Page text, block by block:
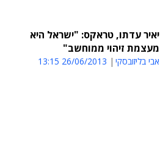
יאיר עדתו, טראקס: "ישראל היא
מעצמת זיהוי ממוחשב"
אבי בליזובסקי 26/06/2013 13:15